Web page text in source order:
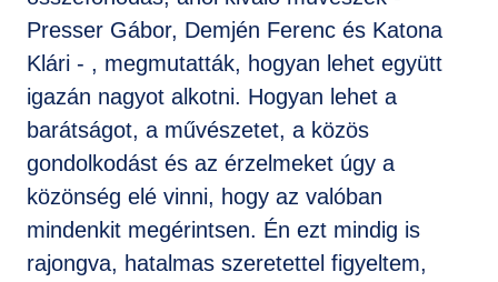
Presser Gábor, Demjén Ferenc és Katona
Klári - , megmutatták, hogyan lehet együtt
igazán nagyot alkotni. Hogyan lehet a
barátságot, a művészetet, a közös
gondolkodást és az érzelmeket úgy a
közönség elé vinni, hogy az valóban
mindenkit megérintsen. Én ezt mindig is
rajongva, hatalmas szeretettel figyeltem,